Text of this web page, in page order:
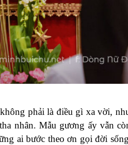
phải là điều gì xa vời,
nhân. Mẫu gương ấy vẫn
ai bước theo ơn gọi đời